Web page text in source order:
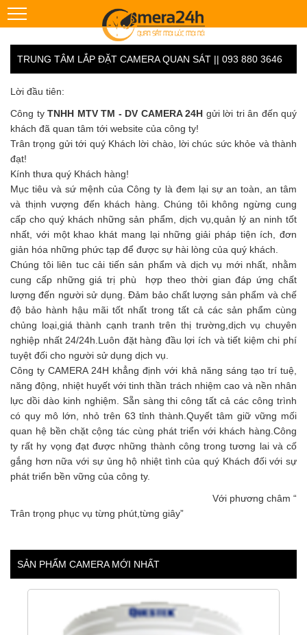
TRUNG TÂM LẮP ĐẶT CAMERA QUAN SÁT || 093 880 3646
Lời đầu tiên:
Công ty TNHH MTV TM - DV CAMERA 24H gửi lời tri ân đến quý
khách đã quan tâm tới website của công ty!
Trân trọng gửi tới quý Khách lời chào, lời chúc sức khỏe và thành
đạt!
Kính thưa quý Khách hàng!
Mục tiêu và sứ mệnh của Công ty là đem lại sự an toàn, an tâm
và thịnh vượng đến khách hàng. Chúng tôi không ngừng cung
cấp cho quý khách những sản phẩm, dịch vụ,quản lý an ninh tốt
nhất, với một khao khát mang lại những giải pháp tiện ích, đơn
giản hóa những phức tạp để được sự hài lòng của quý khách.
Chúng tôi liên tuc cải tiến sản phẩm và dịch vụ mới nhất, nhằm
cung cấp những giá trị phù hợp theo thời gian đáp ứng chất
lượng đến người sử dụng. Đảm bảo chất lượng sản phẩm và chế
độ bảo hành hậu mãi tốt nhất trong tất cả các sản phẩm cùng
chủng loại,giá thành cạnh tranh trên thị trường,dịch vụ chuyên
nghiệp nhất 24/24h.Luôn đặt hàng đầu lợi ích và tiết kiệm chi phí
tuyệt đối cho người sử dụng dịch vụ.
Công ty CAMERA 24H khẳng định với khả năng sáng tạo trí tuệ,
năng động, nhiệt huyết với tinh thần trách nhiệm cao và nền nhân
lực dồi dào kinh nghiệm. Sẵn sàng thi công tất cả các công trình
có quy mô lớn, nhỏ trên 63 tỉnh thành.Quyết tâm giữ vững mối
quan hệ bền chặt cộng tác cùng phát triển với khách hàng.Công
ty rất hy vọng đạt được những thành công trong tương lai và cố
gắng hơn nữa với sự ủng hộ nhiệt tình của quý Khách đối với sự
phát triển bền vững của công ty.
Với phương châm “
Trân trọng phục vụ từng phút,từng giây”
SẢN PHẨM CAMERA MỚI NHẤT